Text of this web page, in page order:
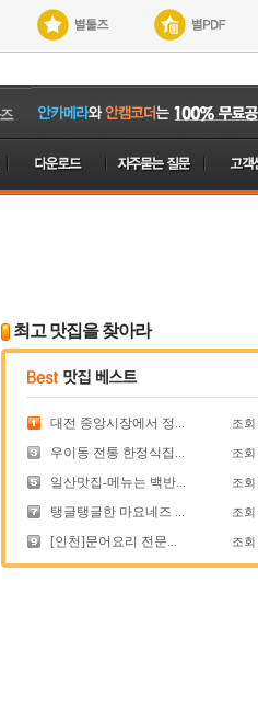
최고 맛집을 찾아라
대전 중앙시장에서 정... 조회
우이동 전통 한정식집... 조회
일산맛집-메뉴는 백반... 조회
탱글탱글한 마요네즈 ... 조회
[인천]문어요리 전문... 조회